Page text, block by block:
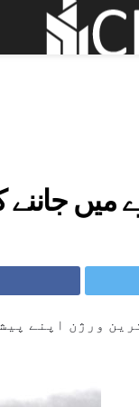
میں
ورژن اپنے